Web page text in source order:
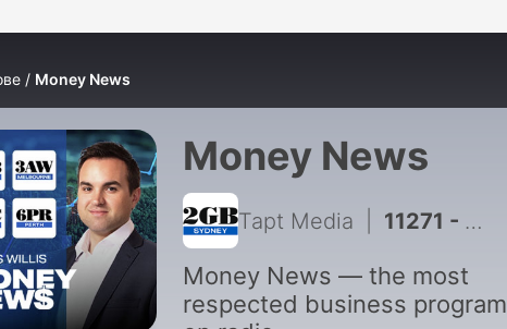
Money News
Money News
Tapt Media 11271 - Money News with James Willis 💵📊📻 - Wednesday, 5th August
Money News — the most
respected business program